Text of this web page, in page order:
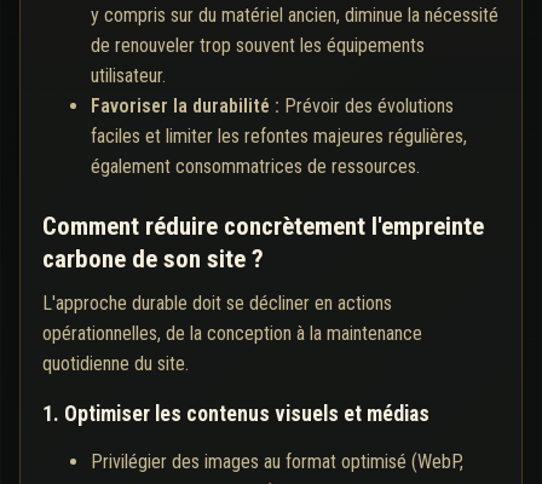
y compris sur du matériel ancien, diminue la nécessité
de renouveler trop souvent les équipements
utilisateur.
Favoriser la durabilité : Prévoir des évolutions
faciles et limiter les refontes majeures régulières,
également consommatrices de ressources.
Comment réduire concrètement l'empreinte
carbone de son site ?
L'approche durable doit se décliner en actions
opérationnelles, de la conception à la maintenance
quotidienne du site.
1. Optimiser les contenus visuels et médias
Privilégier des images au format optimisé (WebP,